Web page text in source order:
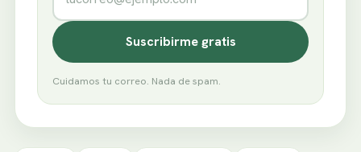
Suscribirme gratis
Cuidamos tu correo. Nada de spam.